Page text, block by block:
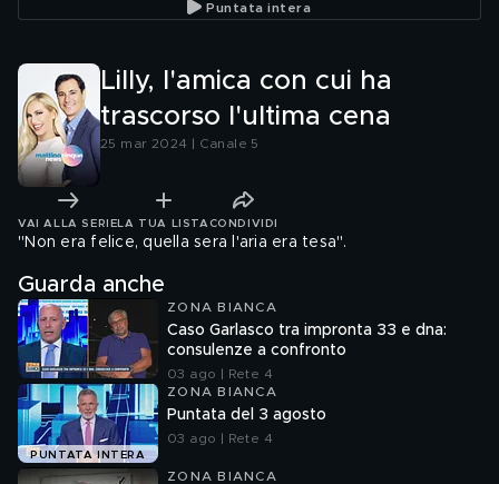
Puntata intera
Lilly, l'amica con cui ha
trascorso l'ultima cena
25 mar 2024 | Canale 5
VAI ALLA SERIE LA TUA LISTA CONDIVIDI
"Non era felice, quella sera l'aria era tesa".
Guarda anche
ZONA BIANCA
Caso Garlasco tra impronta 33 e dna:
consulenze a confronto
03 ago | Rete 4
PUNTATA INTERA
ZONA BIANCA
Puntata del 3 agosto
03 ago | Rete 4
ZONA BIANCA